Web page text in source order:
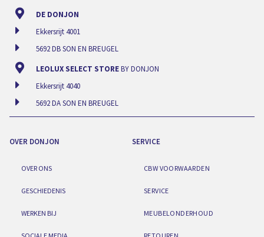
DE DONJON
Ekkersrijt 4001
5692 DB SON EN BREUGEL
LEOLUX SELECT STOREBY DONJON
Ekkersrijt 4040
5692 DA SON EN BREUGEL
OVER DONJON
OVER ONS
GESCHIEDENIS
WERKEN BIJ
SERVICE
CBW VOORWAARDEN
SERVICE
MEUBELONDERHOUD